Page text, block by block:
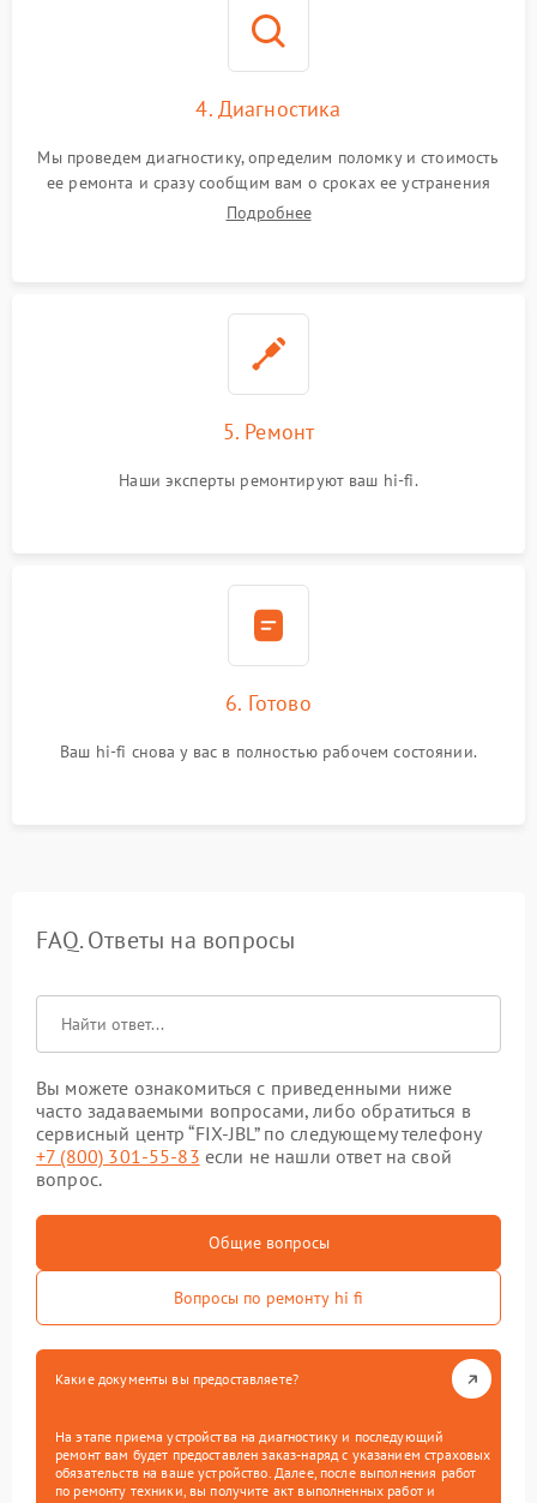
4. Диагностика
Мы проведем диагностику, определим поломку и стоимость
ее ремонта и сразу сообщим вам о сроках ее устранения
Подробнее
5. Ремонт
Наши эксперты ремонтируют ваш hi-fi.
6. Готово
Ваш hi-fi снова у вас в полностью рабочем состоянии.
FAQ. Ответы на вопросы
Вы можете ознакомиться с приведенными ниже
часто задаваемыми вопросами, либо обратиться в
сервисный центр “FIX-JBL” по следующему телефону
+7 (800) 301-55-83 если не нашли ответ на свой
вопрос.
Общие вопросы
Вопросы по ремонту hi fi
Какие документы вы предоставляете?
На этапе приема устройства на диагностику и последующий
ремонт вам будет предоставлен заказ-наряд с указанием страховых
обязательств на ваше устройство. Далее, после выполнения работ
по ремонту техники, вы получите акт выполненных работ и